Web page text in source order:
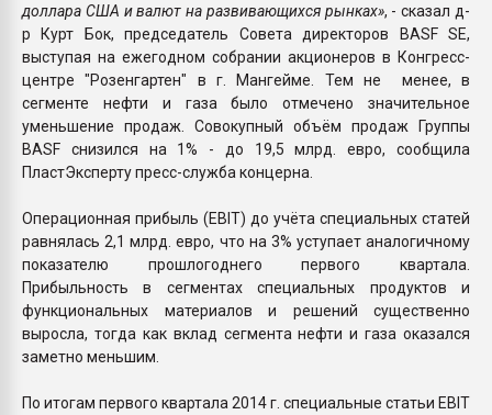
доллара США и валют на развивающихся рынках», - сказал д-
р Курт Бок, председатель Совета директоров BASF SE,
выступая на ежегодном собрании акционеров в Конгресс-
центре "Розенгартен" в г. Мангейме. Тем не менее, в
сегменте нефти и газа было отмечено значительное
уменьшение продаж. Совокупный объём продаж Группы
BASF снизился на 1% - до 19,5 млрд. евро, сообщила
ПластЭксперту пресс-служба концерна.
Операционная прибыль (EBIT) до учёта специальных статей
равнялась 2,1 млрд. евро, что на 3% уступает аналогичному
показателю прошлогоднего первого квартала.
Прибыльность в сегментах специальных продуктов и
функциональных материалов и решений существенно
выросла, тогда как вклад сегмента нефти и газа оказался
заметно меньшим.
По итогам первого квартала 2014 г. специальные статьи EBIT